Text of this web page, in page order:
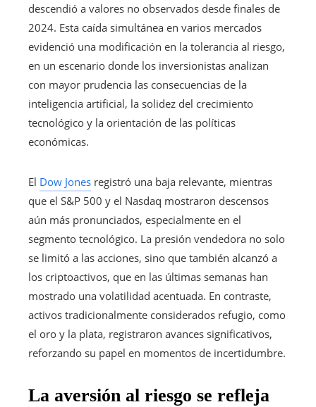
descendió a valores no observados desde finales de
2024. Esta caída simultánea en varios mercados
evidenció una modificación en la tolerancia al riesgo,
en un escenario donde los inversionistas analizan
con mayor prudencia las consecuencias de la
inteligencia artificial, la solidez del crecimiento
tecnológico y la orientación de las políticas
económicas.
El Dow Jones registró una baja relevante, mientras
que el S&P 500 y el Nasdaq mostraron descensos
aún más pronunciados, especialmente en el
segmento tecnológico. La presión vendedora no solo
se limitó a las acciones, sino que también alcanzó a
los criptoactivos, que en las últimas semanas han
mostrado una volatilidad acentuada. En contraste,
activos tradicionalmente considerados refugio, como
el oro y la plata, registraron avances significativos,
reforzando su papel en momentos de incertidumbre.
La aversión al riesgo se refleja